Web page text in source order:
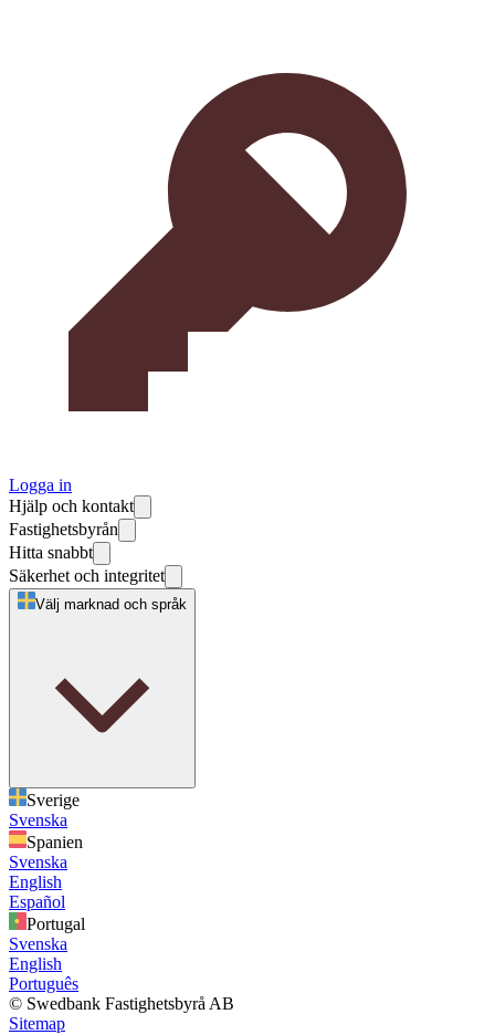
Logga in
Hjälp och kontakt
Fastighetsbyrån
Hitta snabbt
Säkerhet och integritet
Välj marknad och språk
Sverige
Svenska
Spanien
Svenska
English
Español
Portugal
Svenska
English
Português
© Swedbank Fastighetsbyrå AB
Sitemap